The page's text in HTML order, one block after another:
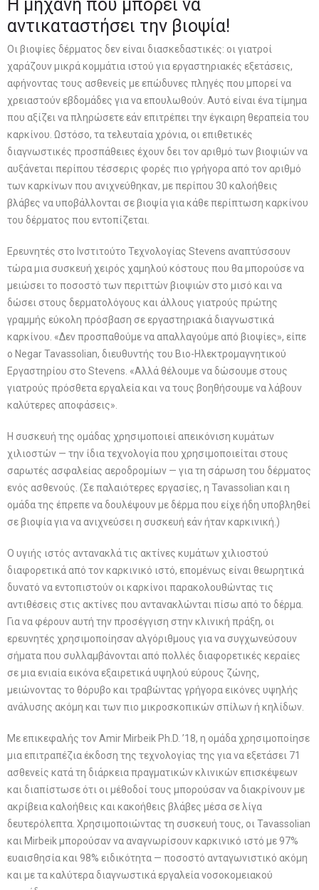
Η μηχανή που μπορεί να
αντικαταστήσει την βιοψία!
Οι βιοψίες δέρματος δεν είναι διασκεδαστικές: οι γιατροί
χαράζουν μικρά κομμάτια ιστού για εργαστηριακές εξετάσεις,
αφήνοντας τους ασθενείς με επώδυνες πληγές που μπορεί να
χρειαστούν εβδομάδες για να επουλωθούν. Αυτό είναι ένα τίμημα
που αξίζει να πληρώσετε εάν επιτρέπει την έγκαιρη θεραπεία του
καρκίνου. Ωστόσο, τα τελευταία χρόνια, οι επιθετικές
διαγνωστικές προσπάθειες έχουν δει τον αριθμό των βιοψιών να
αυξάνεται περίπου τέσσερις φορές πιο γρήγορα από τον αριθμό
των καρκίνων που ανιχνεύθηκαν, με περίπου 30 καλοήθεις
βλάβες να υποβάλλονται σε βιοψία για κάθε περίπτωση καρκίνου
του δέρματος που εντοπίζεται.
Ερευνητές στο Ινστιτούτο Τεχνολογίας Stevens αναπτύσσουν
τώρα μια συσκευή χειρός χαμηλού κόστους που θα μπορούσε να
μειώσει το ποσοστό των περιττών βιοψιών στο μισό και να
δώσει στους δερματολόγους και άλλους γιατρούς πρώτης
γραμμής εύκολη πρόσβαση σε εργαστηριακά διαγνωστικά
καρκίνου. «Δεν προσπαθούμε να απαλλαγούμε από βιοψίες», είπε
ο Negar Tavassolian, διευθυντής του Βιο-Ηλεκτρομαγνητικού
Εργαστηρίου στο Stevens. «Αλλά θέλουμε να δώσουμε στους
γιατρούς πρόσθετα εργαλεία και να τους βοηθήσουμε να λάβουν
καλύτερες αποφάσεις».
Η συσκευή της ομάδας χρησιμοποιεί απεικόνιση κυμάτων
χιλιοστών — την ίδια τεχνολογία που χρησιμοποιείται στους
σαρωτές ασφαλείας αεροδρομίων — για τη σάρωση του δέρματος
ενός ασθενούς. (Σε παλαιότερες εργασίες, η Tavassolian και η
ομάδα της έπρεπε να δουλέψουν με δέρμα που είχε ήδη υποβληθεί
σε βιοψία για να ανιχνεύσει η συσκευή εάν ήταν καρκινική.)
Ο υγιής ιστός αντανακλά τις ακτίνες κυμάτων χιλιοστού
διαφορετικά από τον καρκινικό ιστό, επομένως είναι θεωρητικά
δυνατό να εντοπιστούν οι καρκίνοι παρακολουθώντας τις
αντιθέσεις στις ακτίνες που αντανακλώνται πίσω από το δέρμα.
Για να φέρουν αυτή την προσέγγιση στην κλινική πράξη, οι
ερευνητές χρησιμοποίησαν αλγόριθμους για να συγχωνεύσουν
σήματα που συλλαμβάνονται από πολλές διαφορετικές κεραίες
σε μια ενιαία εικόνα εξαιρετικά υψηλού εύρους ζώνης,
μειώνοντας το θόρυβο και τραβώντας γρήγορα εικόνες υψηλής
ανάλυσης ακόμη και των πιο μικροσκοπικών σπίλων ή κηλίδων.
Με επικεφαλής τον Amir Mirbeik Ph.D. ’18, η ομάδα χρησιμοποίησε
μια επιτραπέζια έκδοση της τεχνολογίας της για να εξετάσει 71
ασθενείς κατά τη διάρκεια πραγματικών κλινικών επισκέψεων
και διαπίστωσε ότι οι μέθοδοί τους μπορούσαν να διακρίνουν με
ακρίβεια καλοήθεις και κακοήθεις βλάβες μέσα σε λίγα
δευτερόλεπτα. Χρησιμοποιώντας τη συσκευή τους, οι Tavassolian
και Mirbeik μπορούσαν να αναγνωρίσουν καρκινικό ιστό με 97%
ευαισθησία και 98% ειδικότητα — ποσοστό ανταγωνιστικό ακόμη
και με τα καλύτερα διαγνωστικά εργαλεία νοσοκομειακού